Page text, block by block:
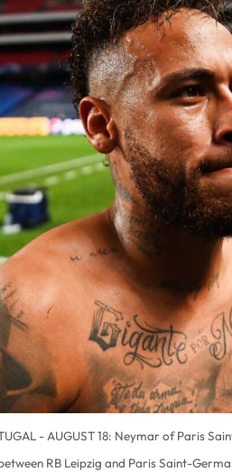
- AUGUST 18: Neymar of Paris
RB Leipzig and Paris Saint-